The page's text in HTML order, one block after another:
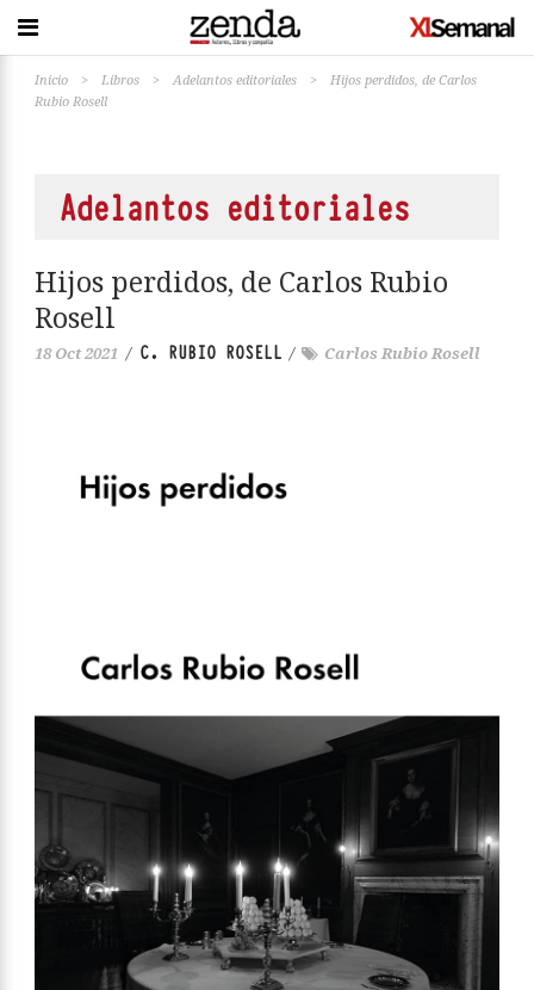
Inicio > Libros > Adelantos editoriales >
Hijos perdidos, de Carlos
Rubio Rosell
Adelantos editoriales
Hijos perdidos, de Carlos Rubio
Rosell
18 Oct 2021 / C. RUBIO ROSELL / Carlos Rubio Rosell